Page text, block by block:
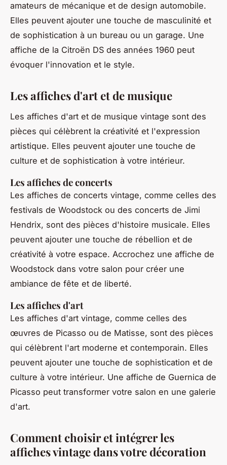
amateurs de mécanique et de design automobile.
Elles peuvent ajouter une touche de masculinité et
de sophistication à un bureau ou un garage. Une
affiche de la Citroën DS des années 1960 peut
évoquer l'innovation et le style.
Les affiches d'art et de musique
Les affiches d'art et de musique vintage sont des
pièces qui célèbrent la créativité et l'expression
artistique. Elles peuvent ajouter une touche de
culture et de sophistication à votre intérieur.
Les affiches de concerts
Les affiches de concerts vintage, comme celles des
festivals de Woodstock ou des concerts de Jimi
Hendrix, sont des pièces d'histoire musicale. Elles
peuvent ajouter une touche de rébellion et de
créativité à votre espace. Accrochez une affiche de
Woodstock dans votre salon pour créer une
ambiance de fête et de liberté.
Les affiches d'art
Les affiches d'art vintage, comme celles des
œuvres de Picasso ou de Matisse, sont des pièces
qui célèbrent l'art moderne et contemporain. Elles
peuvent ajouter une touche de sophistication et de
culture à votre intérieur. Une affiche de Guernica de
Picasso peut transformer votre salon en une galerie
d'art.
Comment choisir et intégrer les
affiches vintage dans votre décoration